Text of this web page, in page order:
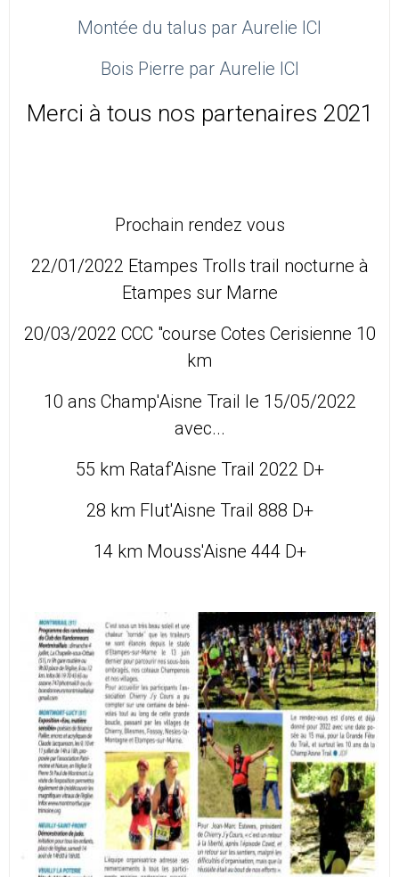
Montée du talus par Aurelie ICI
Bois Pierre par Aurelie ICI
Merci à tous nos partenaires 2021
Prochain rendez vous
22/01/2022 Etampes Trolls trail nocturne à
Etampes sur Marne
20/03/2022 CCC "course Cotes Cerisienne 10
km
10 ans Champ'Aisne Trail le 15/05/2022
avec...
55 km Rataf'Aisne Trail 2022 D+
28 km Flut'Aisne Trail 888 D+
14 km Mouss'Aisne 444 D+